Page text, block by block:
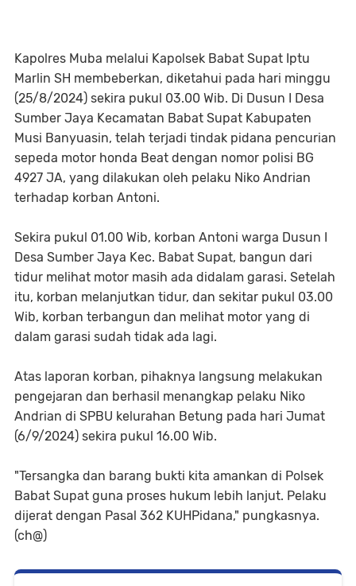
Kapolres Muba melalui Kapolsek Babat Supat Iptu
Marlin SH membeberkan, diketahui pada hari minggu
(25/8/2024) sekira pukul 03.00 Wib. Di Dusun I Desa
Sumber Jaya Kecamatan Babat Supat Kabupaten
Musi Banyuasin, telah terjadi tindak pidana pencurian
sepeda motor honda Beat dengan nomor polisi BG
4927 JA, yang dilakukan oleh pelaku Niko Andrian
terhadap korban Antoni.
Sekira pukul 01.00 Wib, korban Antoni warga Dusun I
Desa Sumber Jaya Kec. Babat Supat, bangun dari
tidur melihat motor masih ada didalam garasi. Setelah
itu, korban melanjutkan tidur, dan sekitar pukul 03.00
Wib, korban terbangun dan melihat motor yang di
dalam garasi sudah tidak ada lagi.
Atas laporan korban, pihaknya langsung melakukan
pengejaran dan berhasil menangkap pelaku Niko
Andrian di SPBU kelurahan Betung pada hari Jumat
(6/9/2024) sekira pukul 16.00 Wib.
"Tersangka dan barang bukti kita amankan di Polsek
Babat Supat guna proses hukum lebih lanjut. Pelaku
dijerat dengan Pasal 362 KUHPidana," pungkasnya.
(ch@)